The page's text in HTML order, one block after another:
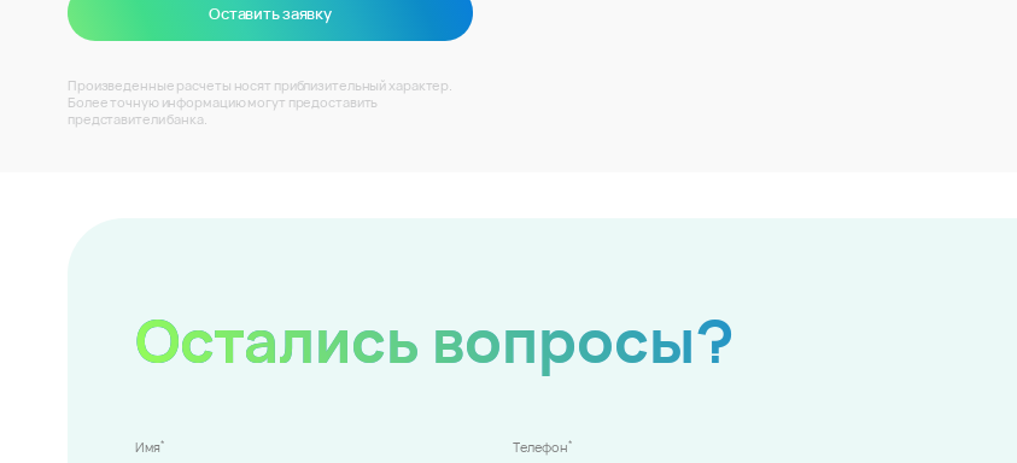
Оставить заявку
Произведенные расчеты носят приблизительный характер.
Более точную информацию могут предоставить
представители банка.
Остались вопросы?
Имя* Телефон*